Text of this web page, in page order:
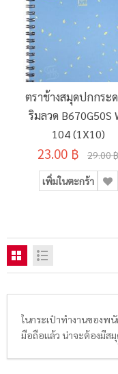
ตราช้างสมุดปกกระ
ริมลวด B670G50S
104 (1X10)
23.00 ฿ 29.00 ฿
เพิ่มในตะกร้า
ในกระเป๋าทำงานของ
มือถือแล้ว น่าจะต้องมี
การจดรายละเอียดต่าง
ต้องการพกเอาไว้เตือนค